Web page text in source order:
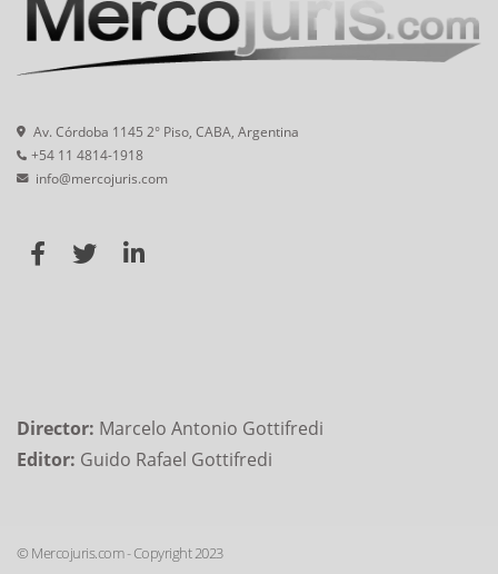
Av. Córdoba 1145 2° Piso, CABA, Argentina
+54 11 4814-1918
info@mercojuris.com
Director: Marcelo Antonio Gottifredi
Editor: Guido Rafael Gottifredi
© Mercojuris.com - Copyright 2023